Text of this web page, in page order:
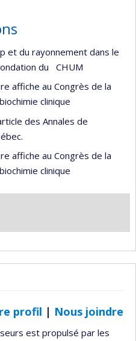
et du rayonnement dans le
du CHUM
affiche au Congrès de la
clinique
des Annales de
affiche au Congrès de la
clinique
profil | Nous joindre
est propulsé par les